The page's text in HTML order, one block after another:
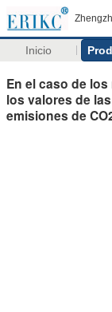
Inicio
En el caso de
los valores de
emisiones de